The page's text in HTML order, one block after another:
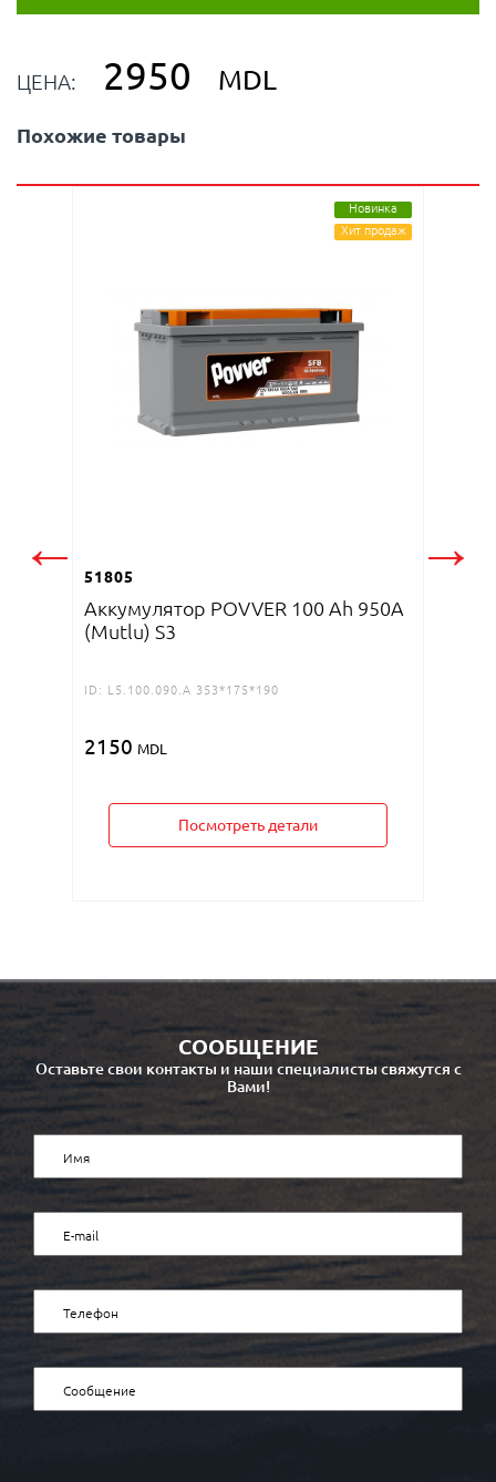
ЦЕНА: 2950 MDL
Похожие товары
←
Новинка
Хит продаж
51805
Аккумулятор POVVER 100 Ah 950A
(Mutlu) S3
ID: L5.100.090.A 353*175*190
2150 MDL
Посмотреть детали
→
СООБЩЕНИЕ
Оставьте свои контакты и наши специалисты свяжутся с
Вами!